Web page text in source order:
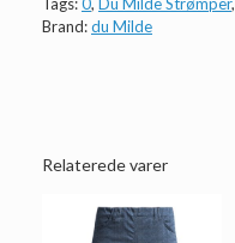
Brand:du Milde
Relaterede varer